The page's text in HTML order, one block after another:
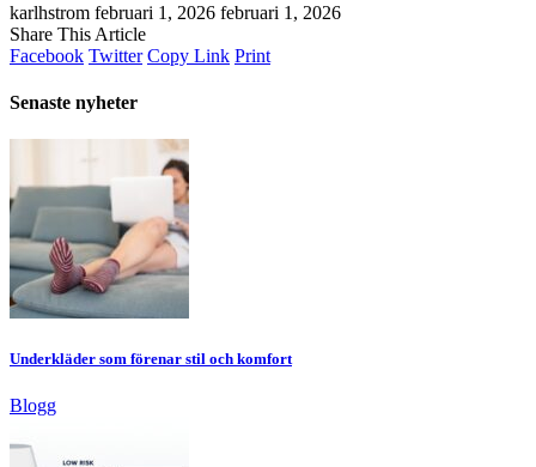
karlhstrom februari 1, 2026 februari 1, 2026
Share This Article
Facebook Twitter Copy Link Print
Senaste nyheter
Underkläder som förenar stil och komfort
Blogg